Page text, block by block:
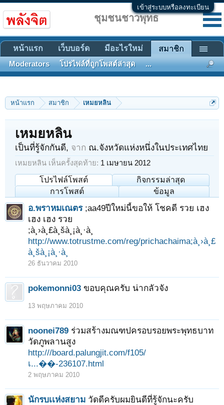
เข้าสู่ระบบหรือลงทะเบียน
หน้าแรก สมาชิก เหมยหลิน
เหมยหลิน
เป็นที่รู้จักกันดี, จาก ณ.จังหวัดแห่งหนึ่งในประเทศไทย
เหมยหลิน เห็นครั้งสุดท้าย: 1 เมษายน 2012
โปรไฟล์โพสต์
กิจกรรมล่าสุด
การโพสต์
ข้อมูล
อ.พราหมเณตร ;aa49ปีใหม่นี้ขอให้ โชคดี รวย เฮง
เฮง เฮง รวย
;à¸›à¸£à¸šà¸¡à¸·à¸­
http://www.totrustme.com/reg/prichachaima;à¸›à¸£
à¸šà¸¡à¸·à¸­
26 ธันวาคม 2010
pokemonni03 ขอบคุณครับ น่ากลัวจัง
13 พฤษภาคม 2010
noonei789 ร่วมสร้างมณฑปครอบรอยพระพุทธบาท
วัดภูพลานสูง
http:///board.palungjit.com/f105/
เ...��-236107.html
2 พฤษภาคม 2010
นักรบเเห่งสยาม วัดดีครับผมยินดีที่รู้จักนะครับ
ชุมชนชาวพุทธ
หน้าแรก เว็บบอร์ด มีอะไรใหม่ สมาชิก
Moderators โปรไฟล์ที่ถูกโพสต์ล่าสุด ...